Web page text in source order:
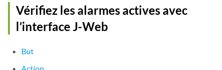
Vérifiez les alarmes actives avec
l’interface J-Web
But